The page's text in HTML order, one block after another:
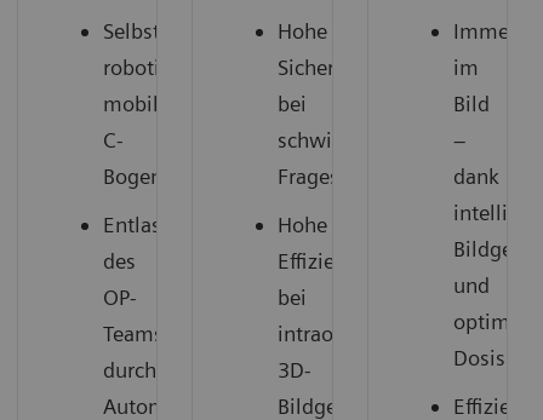
Selbstfahrender,
robotischer
mobiler
C-
Bogen
Entlastung
des
OP-
Teams
durch
Automatisierung
Hohe
Sicherheit
bei
schwierigen
Fragestellungen
Hohe
Effizienz
bei
intraoperativer
3D-
Bildgebung
Immer
im
Bild
–
dank
und
Effizient